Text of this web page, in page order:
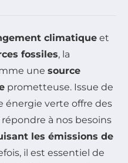
climatique et
fossiles, la
une source
prometteuse. Issue de
énergie verte offre des
à nos besoins
les émissions de
il est essentiel de